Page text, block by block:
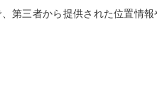
ともできませんし、企業
追求する」と掲げています
きがいといった人間の心
していかなければなりませ
第三者から提供された位置情